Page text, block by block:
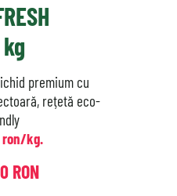
premium cu
rețetă eco-
ron/kg.
RON